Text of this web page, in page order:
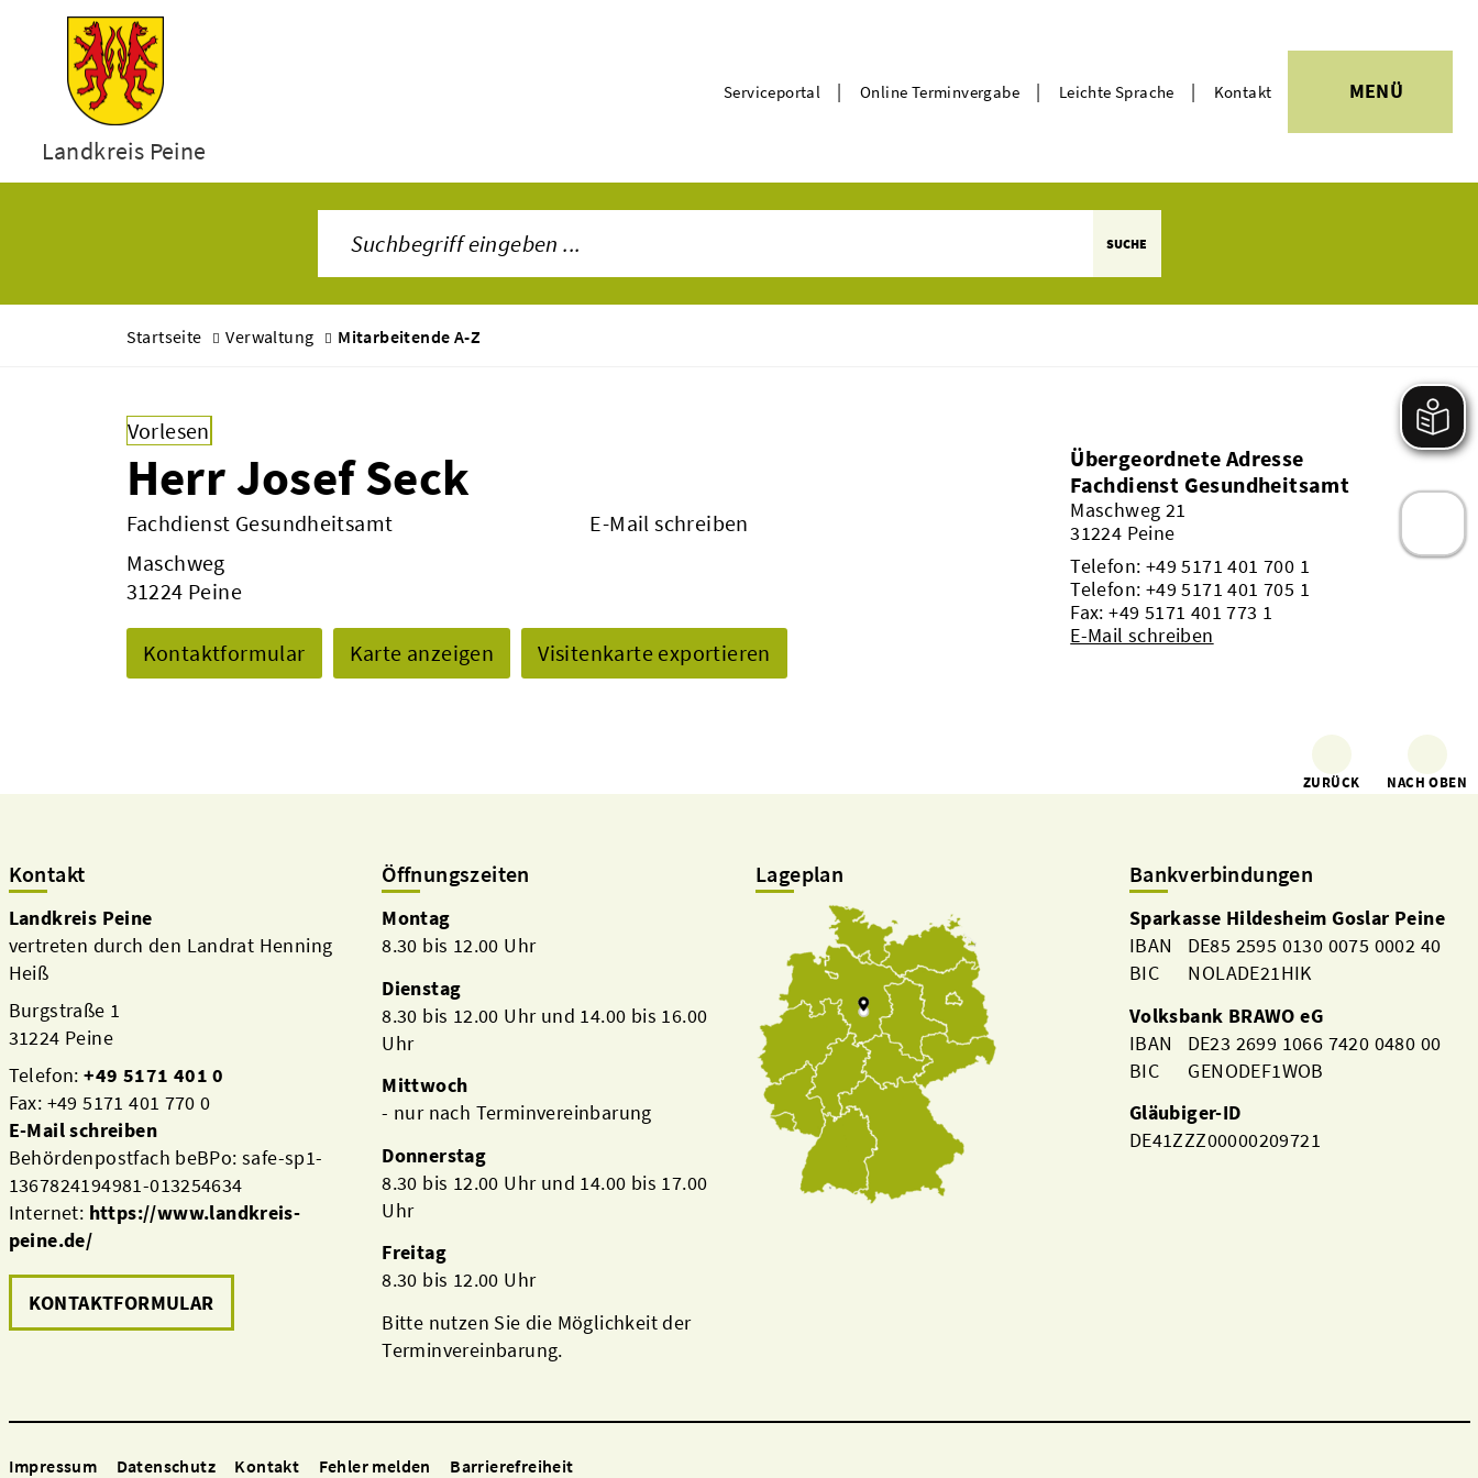
Landkreis Peine
Serviceportal | Online Terminvergabe | Leichte Sprache | Kontakt MENÜ
SUCHE
Startseite Verwaltung Mitarbeitende A-Z
Vorlesen
Herr Josef Seck
Fachdienst Gesundheitsamt
Maschweg
31224 Peine
E-Mail schreiben
Kontaktformular Karte anzeigen Visitenkarte exportieren
Übergeordnete Adresse
Fachdienst Gesundheitsamt
Maschweg 21
31224 Peine
Telefon: +49 5171 401 700 1
Telefon: +49 5171 401 705 1
Fax: +49 5171 401 773 1
E-Mail schreiben
ZURÜCK NACH OBEN
Kontakt
Landkreis Peine
vertreten durch den Landrat Henning
Heiß
Burgstraße 1
31224 Peine
Telefon:+49 5171 401 0
Fax: +49 5171 401 770 0
E-Mail schreiben
Behördenpostfach beBPo: safe-sp1-
1367824194981-013254634
Internet: https://www.landkreis-
peine.de/
KONTAKTFORMULAR
Öffnungszeiten
Montag
8.30 bis 12.00 Uhr
Dienstag
8.30 bis 12.00 Uhr und 14.00 bis 16.00
Uhr
Mittwoch
- nur nach Terminvereinbarung
Donnerstag
8.30 bis 12.00 Uhr und 14.00 bis 17.00
Uhr
Freitag
8.30 bis 12.00 Uhr
Bitte nutzen Sie die Möglichkeit der
Terminvereinbarung.
Lageplan Bankverbindungen
Sparkasse Hildesheim Goslar Peine
IBAN DE85 2595 0130 0075 0002 40
BIC NOLADE21HIK
Volksbank BRAWO eG
IBAN DE23 2699 1066 7420 0480 00
BIC GENODEF1WOB
Gläubiger-ID
DE41ZZZ00000209721
Impressum Datenschutz Kontakt Fehler melden Barrierefreiheit